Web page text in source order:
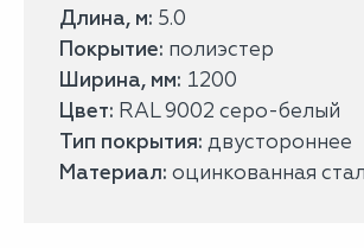
Длина, м: 5.0
Покрытие: полиэстер
Ширина, мм: 1200
Цвет: RAL 9002 серо-белый
Тип покрытия: двустороннее
Материал: оцинкованная